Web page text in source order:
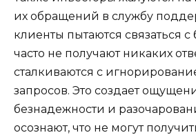
их обращений в службу
клиенты пытаются связаться
часто не получают никаких
сталкиваются с
запросов. Это создает
безнадежности и
осознают, что не могут